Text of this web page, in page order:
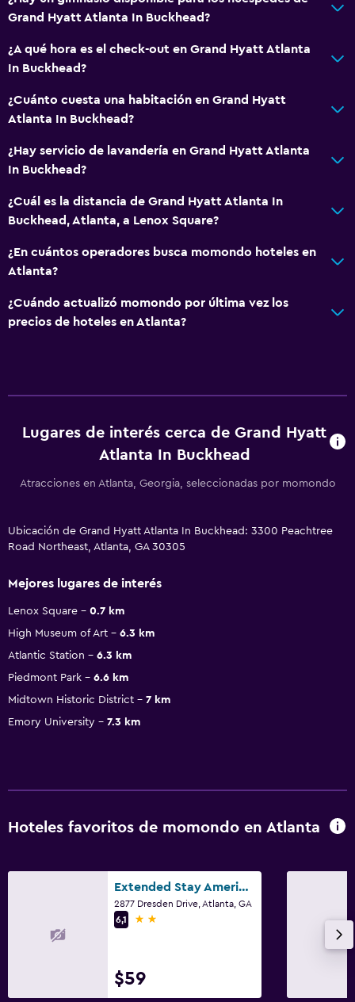
Grand Hyatt Atlanta In Buckhead?
¿A qué hora es el check-out en Grand Hyatt Atlanta
In Buckhead?
¿Cuánto cuesta una habitación en Grand Hyatt
Atlanta In Buckhead?
¿Hay servicio de lavandería en Grand Hyatt Atlanta
In Buckhead?
¿Cuál es la distancia de Grand Hyatt Atlanta In
Buckhead, Atlanta, a Lenox Square?
¿En cuántos operadores busca momondo hoteles en
Atlanta?
¿Cuándo actualizó momondo por última vez los
precios de hoteles en Atlanta?
Lugares de interés cerca de Grand Hyatt
Atlanta In Buckhead
Atracciones en Atlanta, Georgia, seleccionadas por momondo
Ubicación de Grand Hyatt Atlanta In Buckhead: 3300 Peachtree
Road Northeast, Atlanta, GA 30305
Mejores lugares de interés
Lenox Square
0.7 km
High Museum of Art
6.3 km
Atlantic Station
6.3 km
Piedmont Park
6.6 km
Midtown Historic District
7 km
Emory University
7.3 km
Hoteles favoritos de momondo en Atlanta
Extended Stay America Select Suites - Atlanta - Chamblee
2877 Dresden Drive, Atlanta, GA
6,1
2 estrellas
$59